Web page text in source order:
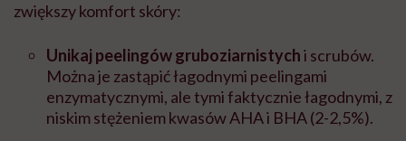
zwiększy komfort skóry:
Unikaj peelingów gruboziarnistychi scrubów.
Można je zastąpić łagodnymi peelingami
enzymatycznymi, ale tymi faktycznie łagodnymi, z
niskim stężeniem kwasów AHA i BHA (2-2,5%).